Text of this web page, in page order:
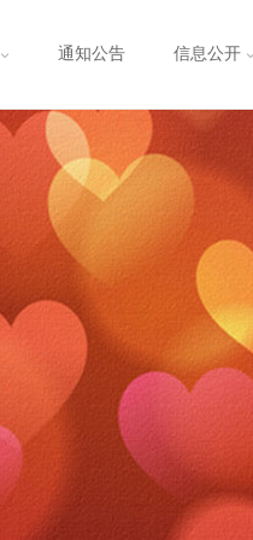
通知公告 信息公开